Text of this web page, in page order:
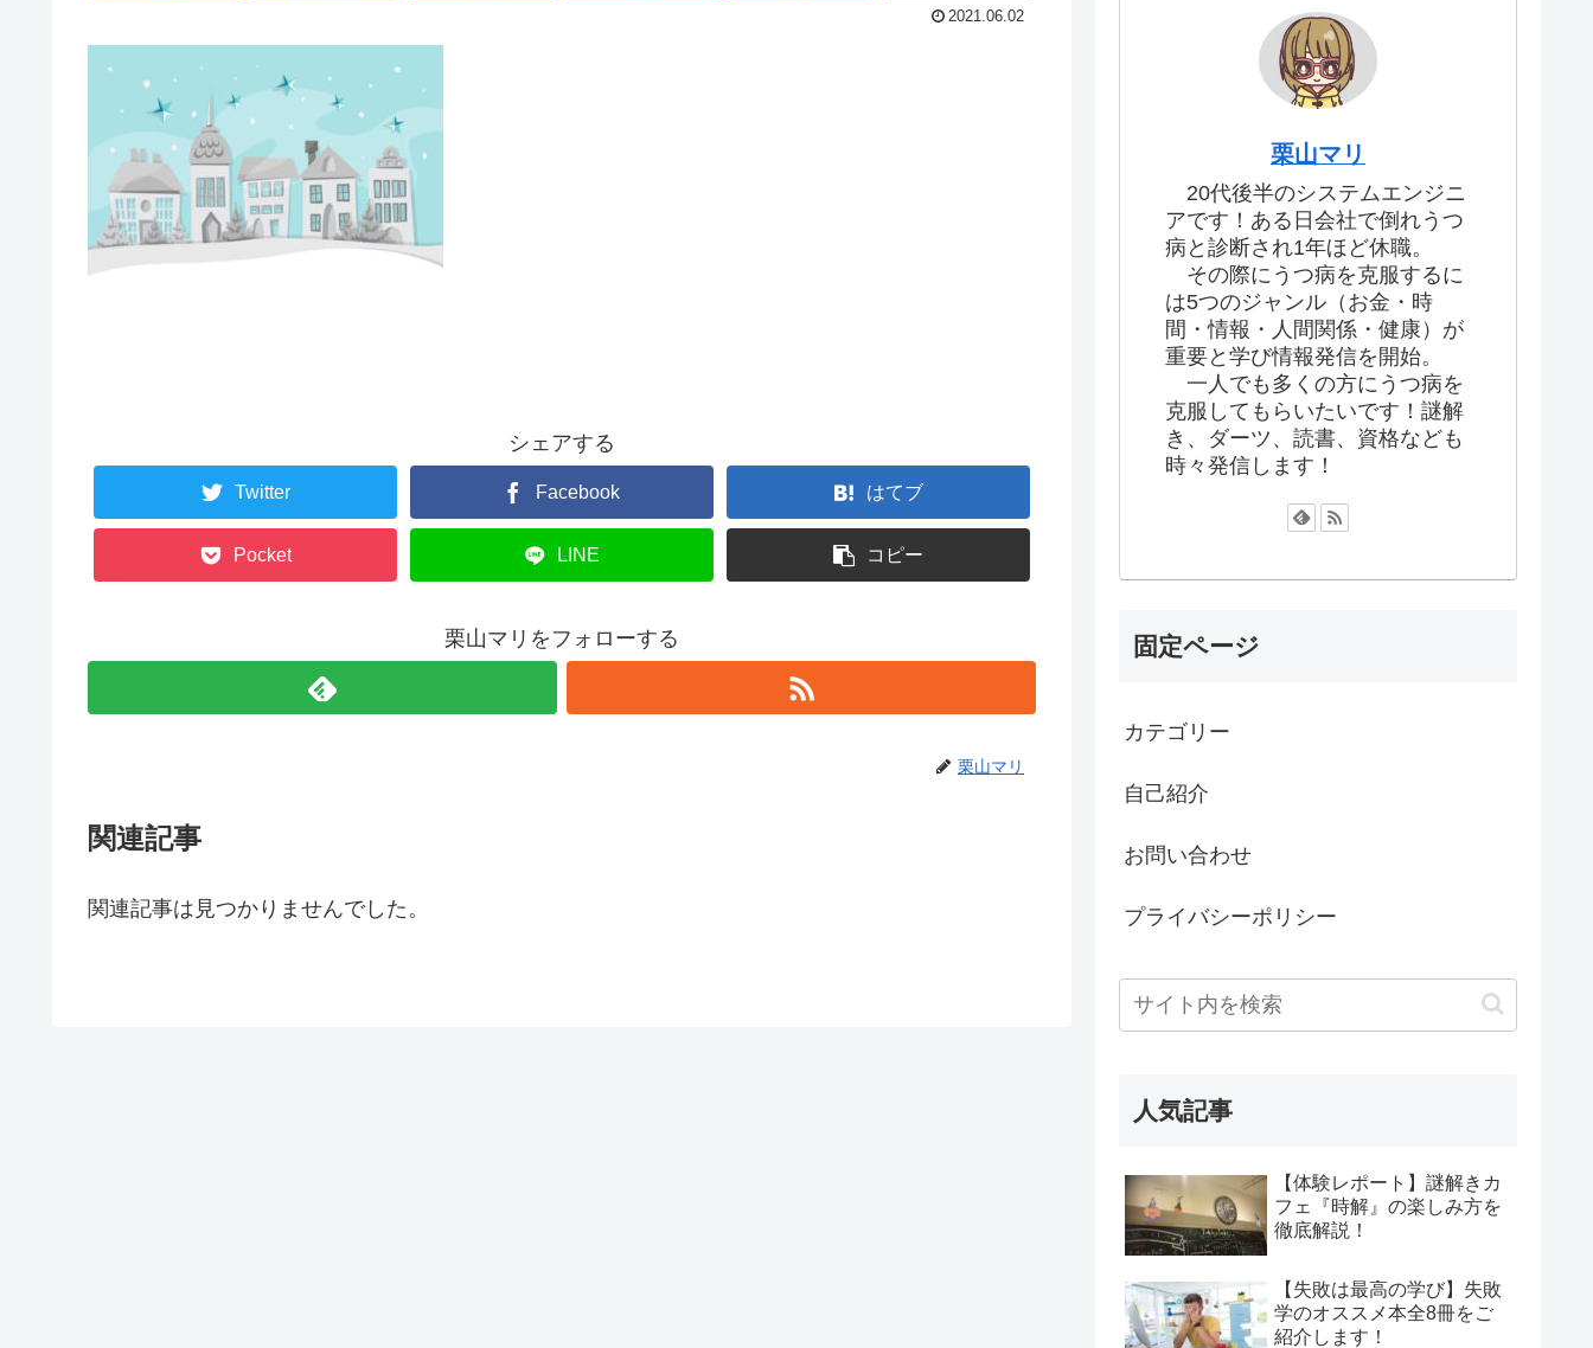
2021.06.02
シェアする
Twitter Facebook はてブ
Pocket LINE コピー
栗山マリをフォローする
栗山マリ
関連記事
関連記事は見つかりませんでした。
栗山マリ
20代後半のシステムエンジニ
アです！ある日会社で倒れうつ
病と診断され1年ほど休職。
その際にうつ病を克服するに
は5つのジャンル（お金・時
間・情報・人間関係・健康）が
重要と学び情報発信を開始。
一人でも多くの方にうつ病を
克服してもらいたいです！謎解
き、ダーツ、読書、資格なども
時々発信します！
固定ページ
カテゴリー
自己紹介
お問い合わせ
プライバシーポリシー
人気記事
【体験レポート】謎解きカ
フェ『時解』の楽しみ方を
徹底解説！
【失敗は最高の学び】失敗
学のオススメ本全8冊をご
紹介します！